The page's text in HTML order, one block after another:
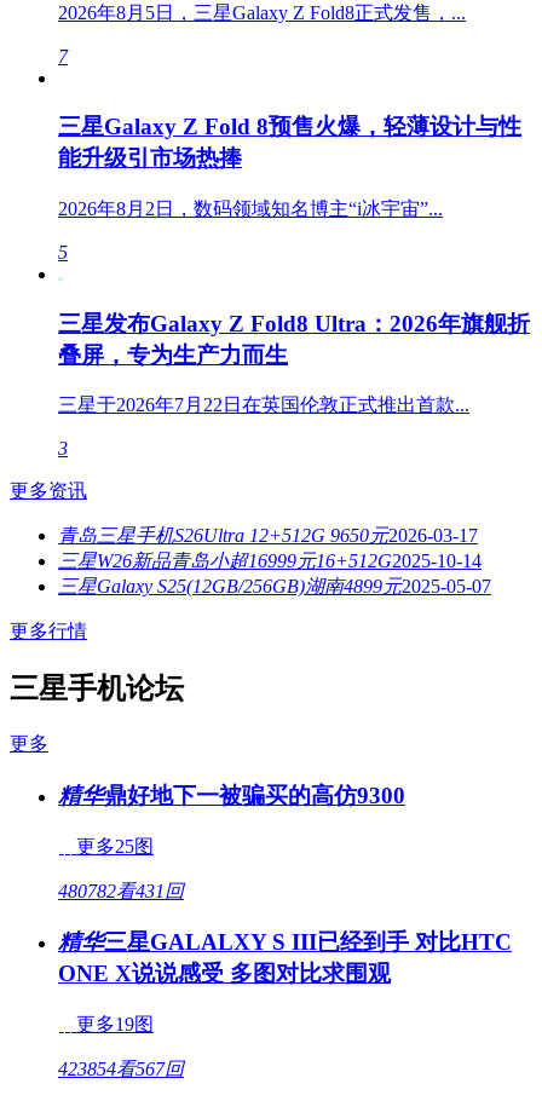
2026年8月5日，三星Galaxy Z Fold8正式发售，...
7
三星Galaxy Z Fold 8预售火爆，轻薄设计与性
能升级引市场热捧
2026年8月2日，数码领域知名博主“i冰宇宙”...
5
三星发布Galaxy Z Fold8 Ultra：2026年旗舰折
叠屏，专为生产力而生
三星于2026年7月22日在英国伦敦正式推出首款...
3
更多资讯
青岛三星手机S26Ultra 12+512G 9650元2026-03-17
三星W26新品青岛小超16999元16+512G2025-10-14
三星Galaxy S25(12GB/256GB)湖南4899元2025-05-07
更多行情
三星手机论坛
更多
精华鼎好地下一被骗买的高仿9300
更多25图
480782看431回
精华三星GALALXY S III已经到手 对比HTC
ONE X说说感受 多图对比求围观
更多19图
423854看567回